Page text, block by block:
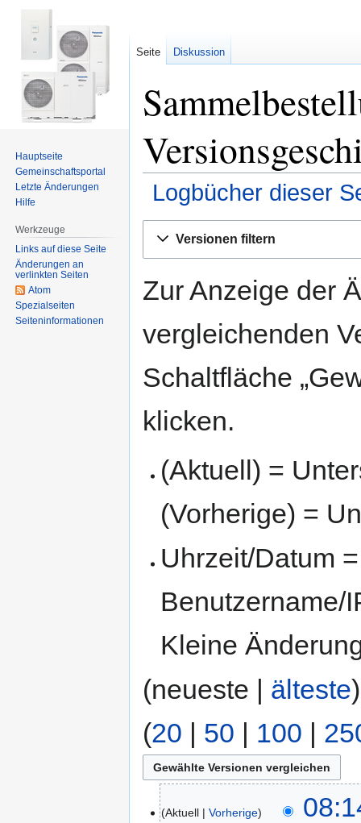
Logbücher dieser
Navigation
Suche
Versionen filtern
Zur Anzeige der
vergleichenden
Schaltfläche
klicken.
(Aktuell) =
(Vorherige) =
Uhrzeit/Datum
Benutzername/
Kleine
(neueste | älteste
(20 50 100
Aktuell Vorherige
Seite Diskussion
Hauptseite
Gemeinschafts­portal
Letzte Änderungen
Hilfe
Werkzeuge
Links auf diese Seite
Änderungen an
verlinkten Seiten
Atom
Spezialseiten
Seiten­informationen